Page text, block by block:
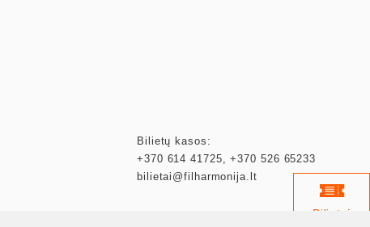
Bilietai
Bilietų kasos:
+370 614 41725,+370 526 65233
bilietai@filharmonija.lt